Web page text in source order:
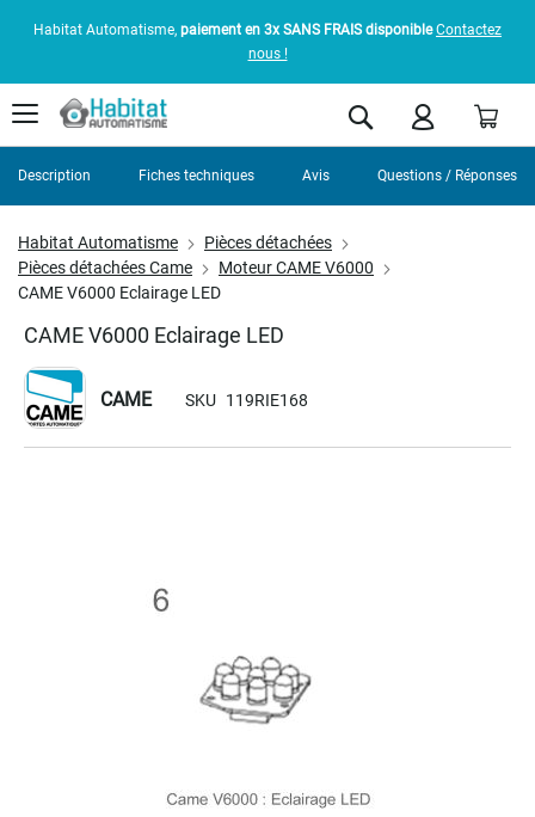
Habitat Automatisme, paiement en 3x SANS FRAIS disponible Contactez
nous !
Rechercher
Habitat Automatisme
Pièces détachées
Pièces détachées Came
Moteur CAME V6000
CAME V6000 Eclairage LED
CAME V6000 Eclairage LED
CAME SKU 119RIE168
Description Fiches techniques Avis Questions / Réponses